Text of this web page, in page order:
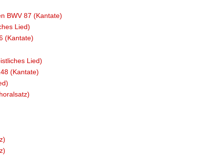
BWV 87 (Kantate)
Lied)
(Kantate)
Lied)
(Kantate)